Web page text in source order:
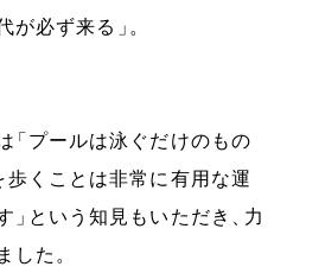
が必ず来る 」。
「 プールは泳ぐだけのもの
歩くことは非常に有用な運
」という知見もいただき 、力
した 。